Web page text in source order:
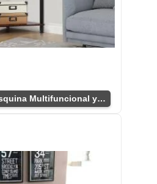
Estantería de Esquina Multifuncional y Compacta